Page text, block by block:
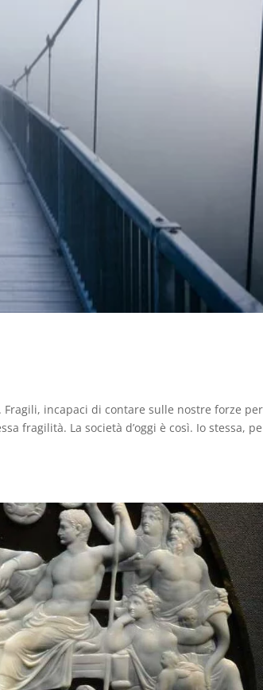
Fragili, incapaci di contare sulle nostre forze per
fragilità. La società d’oggi è così. Io stessa,